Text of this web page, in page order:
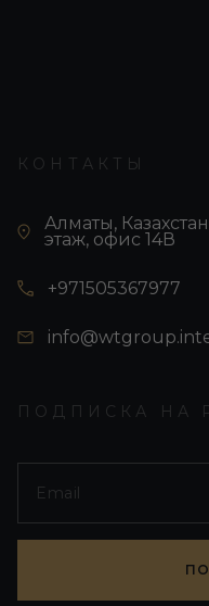
КОНТАКТЫ
Алматы,
этаж, офис 14В
+971505367977
ПОДПИСКА НА